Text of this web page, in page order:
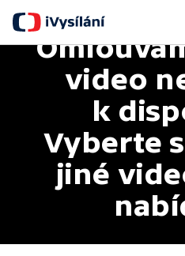
video
k
Vyberte
jiné